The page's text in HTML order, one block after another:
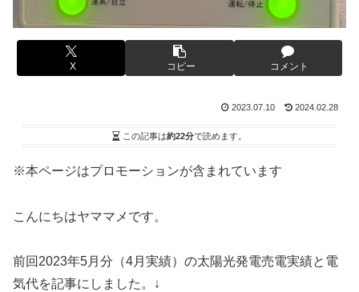
X コピー コメント
2023.07.10 2024.02.28
この記事は約22分で読めます。
※本ページはプロモーションが含まれています
こんにちはヤママメです。
前回2023年5月分（4月実績）の太陽光発電売電実績と電
気代を記事にしました。↓